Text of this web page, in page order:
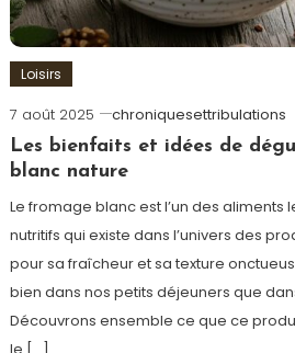
Loisirs
7 août 2025
chroniquesettribulations
Les bienfaits et idées de
blanc nature
Le fromage blanc est l’un des aliments
nutritifs qui existe dans l’univers des
pour sa fraîcheur et sa texture
bien dans nos petits déjeuners que
Découvrons ensemble ce que ce